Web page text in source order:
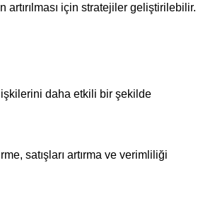
için stratejiler geliştirilebilir.
daha etkili bir şekilde
satışları artırma ve verimliliği